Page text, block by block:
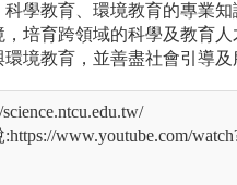
學教育、環境教育的專業
培育跨領域的科學及教育
境教育，並善盡社會引導及
www.youtube.com/